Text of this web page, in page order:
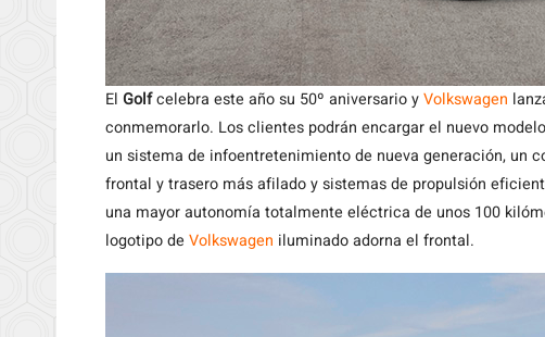
El Golfcelebra este año su 50º aniversario yVolkswagen
conmemorarlo. Los clientes podrán encargar el nuevo
un sistema de infoentretenimiento de nueva generación, un
frontal y trasero más afilado y sistemas de propulsión
una mayor autonomía totalmente eléctrica de unos 100
logotipo de Volkswagen iluminado adorna el frontal.